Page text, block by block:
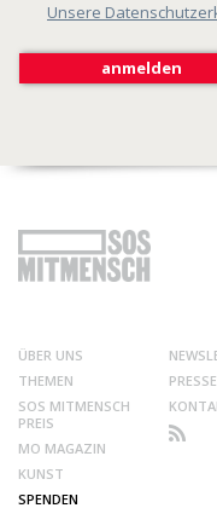
Unsere
ÜBER UNS
THEMEN
SOS MITMENSCH
PREIS
MO MAGAZIN
KUNST
SPENDEN
PRESSE